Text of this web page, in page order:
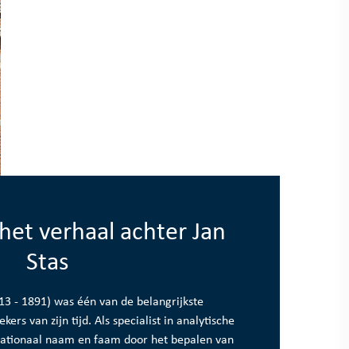
verhaal achter Jan
Stas
- 1891) was één van de belangrijkste
van zijn tijd. Als specialist in analytische
naam en faam door het bepalen van